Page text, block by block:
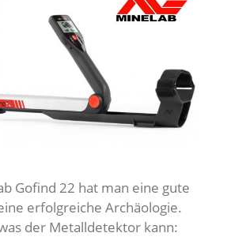
Gofind 22 hat man eine gute
erfolgreiche Archäologie.
der Metalldetektor kann: